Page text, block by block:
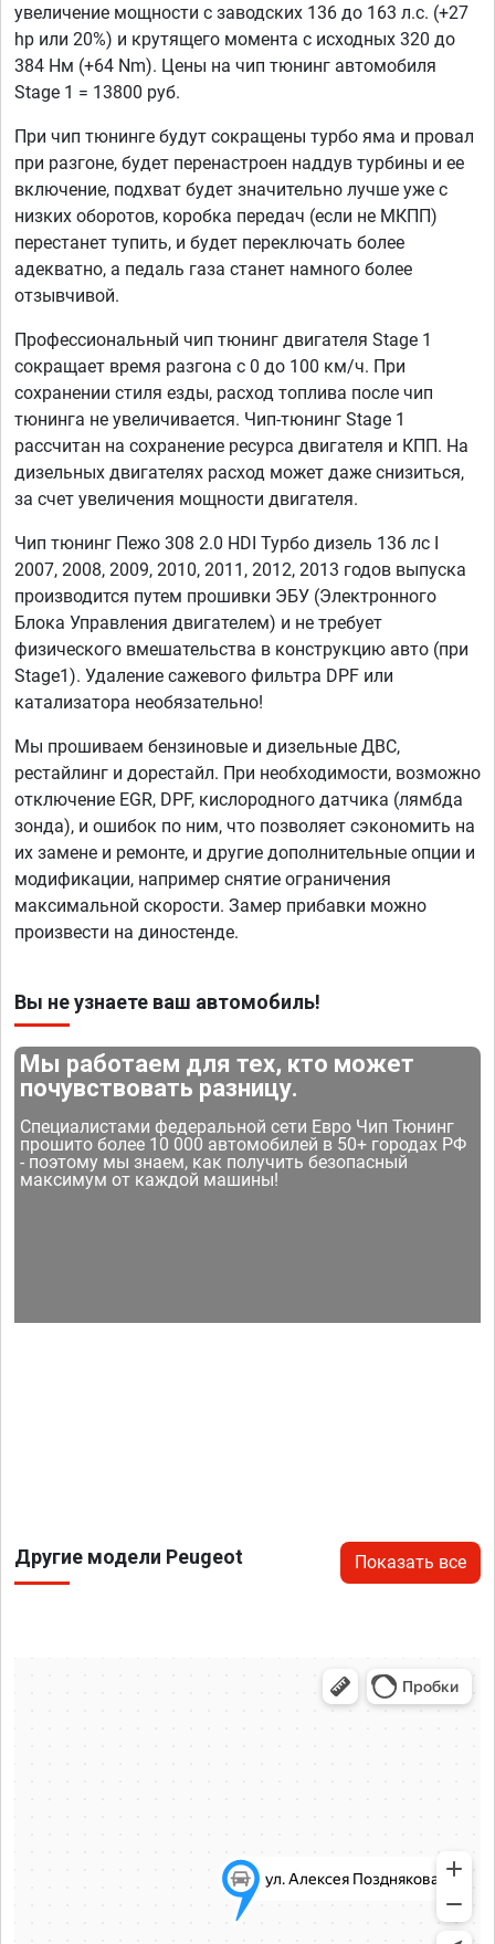
увеличение мощности с заводских 136 до 163 л.с. (+27
hp или 20%) и крутящего момента с исходных 320 до
384 Нм (+64 Nm). Цены на чип тюнинг автомобиля
Stage 1 = 13800 руб.
При чип тюнинге будут сокращены турбо яма и провал
при разгоне, будет перенастроен наддув турбины и ее
включение, подхват будет значительно лучше уже с
низких оборотов, коробка передач (если не МКПП)
перестанет тупить, и будет переключать более
адекватно, а педаль газа станет намного более
отзывчивой.
Профессиональный чип тюнинг двигателя Stage 1
сокращает время разгона с 0 до 100 км/ч. При
сохранении стиля езды, расход топлива после чип
тюнинга не увеличивается. Чип-тюнинг Stage 1
рассчитан на сохранение ресурса двигателя и КПП. На
дизельных двигателях расход может даже снизиться,
за счет увеличения мощности двигателя.
Чип тюнинг Пежо 308 2.0 HDI Турбо дизель 136 лс I
2007, 2008, 2009, 2010, 2011, 2012, 2013 годов выпуска
производится путем прошивки ЭБУ (Электронного
Блока Управления двигателем) и не требует
физического вмешательства в конструкцию авто (при
Stage1). Удаление сажевого фильтра DPF или
катализатора необязательно!
Мы прошиваем бензиновые и дизельные ДВС,
рестайлинг и дорестайл. При необходимости, возможно
отключение EGR, DPF, кислородного датчика (лямбда
зонда), и ошибок по ним, что позволяет сэкономить на
их замене и ремонте, и другие дополнительные опции и
модификации, например снятие ограничения
максимальной скорости. Замер прибавки можно
произвести на диностенде.
Вы не узнаете ваш автомобиль!
Мы работаем для тех, кто может
почувствовать разницу.
Специалистами федеральной сети Евро Чип Тюнинг
прошито более 10 000 автомобилей в 50+ городах РФ
- поэтому мы знаем, как получить безопасный
максимум от каждой машины!
Другие модели Peugeot Показать все